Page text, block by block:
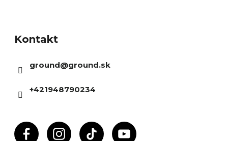
Kontakt
ground@ground.sk
+421948790234